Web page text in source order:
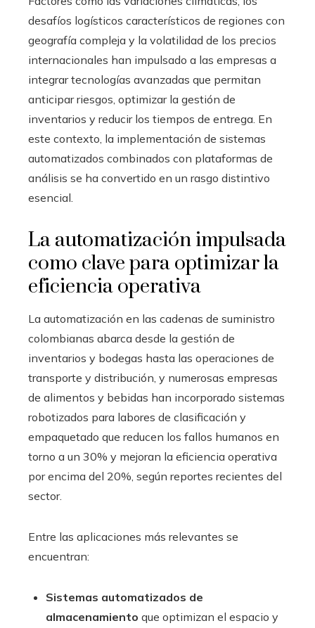
desafíos logísticos característicos de regiones con
geografía compleja y la volatilidad de los precios
internacionales han impulsado a las empresas a
integrar tecnologías avanzadas que permitan
anticipar riesgos, optimizar la gestión de
inventarios y reducir los tiempos de entrega. En
este contexto, la implementación de sistemas
automatizados combinados con plataformas de
análisis se ha convertido en un rasgo distintivo
esencial.
La automatización impulsada
como clave para optimizar la
eficiencia operativa
La automatización en las cadenas de suministro
colombianas abarca desde la gestión de
inventarios y bodegas hasta las operaciones de
transporte y distribución, y numerosas empresas
de alimentos y bebidas han incorporado sistemas
robotizados para labores de clasificación y
empaquetado que reducen los fallos humanos en
torno a un 30% y mejoran la eficiencia operativa
por encima del 20%, según reportes recientes del
sector.
Entre las aplicaciones más relevantes se
encuentran:
Sistemas automatizados de
almacenamiento que optimizan el espacio y